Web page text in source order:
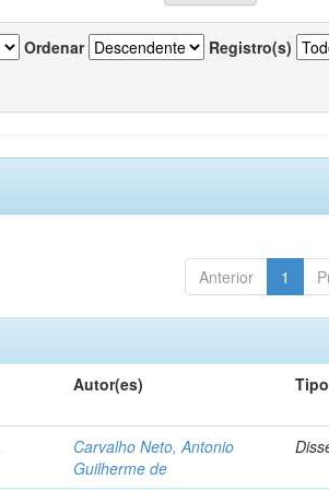
Ordenar Registro(s)
Anterior 1
Autor(es) Tipo
Carvalho Neto, Antonio
Guilherme de